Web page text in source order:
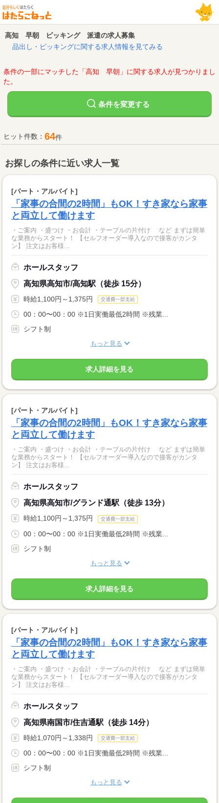
高知 早朝 ピッキング 派遣の求人募集
品出し・ピッキングに関する求人情報を見てみる
条件の一部にマッチした「高知 早朝」に関する求人が見つかりまし
た。
条件を変更する
ヒット件数： 64件
お探しの条件に近い求人一覧
[パート・アルバイト]
「家事の合間の2時間」もOK！すき家なら家事
と両立して働けます
・ご案内 ・盛つけ ・お会計 ・テーブルの片付け など まずは簡単
な業務からスタート！ 【セルフオーダー導入なので接客がカンタ
ン】 注文はお客様...
ホールスタッフ
高知県高知市/高知駅（徒歩 15分）
時給1,100円～1,375円 交通費一部支給
00：00〜00：00 ※1日実働最低2時間 ※残業...
シフト制
もっと見る
求人詳細を見る
[パート・アルバイト]
「家事の合間の2時間」もOK！すき家なら家事
と両立して働けます
・ご案内 ・盛つけ ・お会計 ・テーブルの片付け など まずは簡単
な業務からスタート！ 【セルフオーダー導入なので接客がカンタ
ン】 注文はお客様...
ホールスタッフ
高知県高知市/グランド通駅（徒歩 13分）
時給1,100円～1,375円 交通費一部支給
00：00〜00：00 ※1日実働最低2時間 ※残業...
シフト制
もっと見る
求人詳細を見る
[パート・アルバイト]
「家事の合間の2時間」もOK！すき家なら家事
と両立して働けます
・ご案内 ・盛つけ ・お会計 ・テーブルの片付け など まずは簡単
な業務からスタート！ 【セルフオーダー導入なので接客がカンタ
ン】 注文はお客様...
ホールスタッフ
高知県南国市/住吉通駅（徒歩 14分）
時給1,070円～1,338円 交通費一部支給
00：00〜00：00 ※1日実働最低2時間 ※残業...
シフト制
もっと見る